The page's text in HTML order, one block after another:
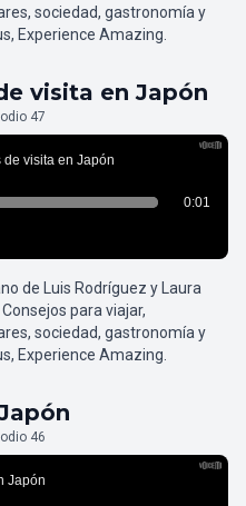
sociedad, gastronomía y
Experience Amazing.
visita en Japón
47
de Luis Rodríguez y Laura
para viajar,
sociedad, gastronomía y
Experience Amazing.
46